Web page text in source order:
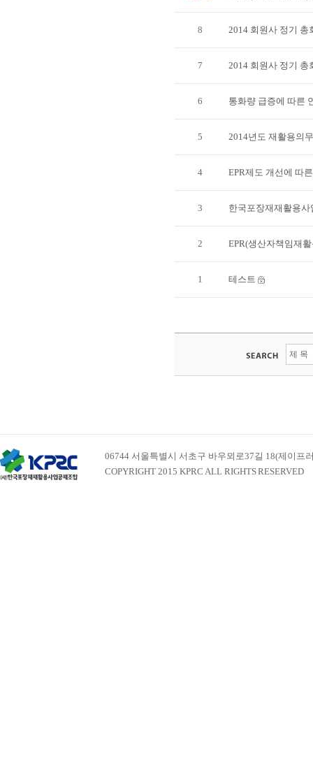
8 2014 회원사 정기 총
7 2014 회원사 정기 총
6 통화량 급증에 따른
5 2014년도 재활용의
4 EPR제도 개선에 따
3 한국포장재재활용
2 EPR(생산자책임재
1 테스트
06744 서울특별시 서초구 바우뫼로37길 18(제이프
COPYRIGHT 2015 KPRC ALL RIGHTS RESERVED